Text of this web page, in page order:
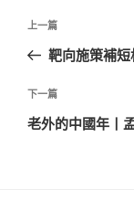
文
導
覽
上
一
文
章
上一篇
靶向施策補
下
一
下一篇
老外的中國年丨